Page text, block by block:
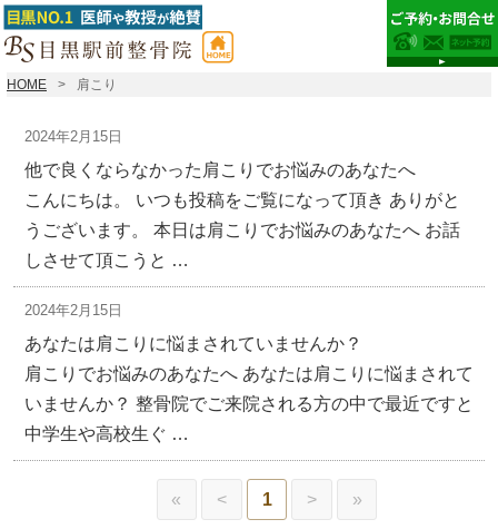
HOME 肩こり
2024年2月15日
他で良くならなかった肩こりでお悩みのあなたへ
こんにちは。 いつも投稿をご覧になって頂き ありがと
うございます。 本日は肩こりでお悩みのあなたへ お話
しさせて頂こうと …
2024年2月15日
あなたは肩こりに悩まされていませんか？
肩こりでお悩みのあなたへ あなたは肩こりに悩まされて
いませんか？ 整骨院でご来院される方の中で最近ですと
中学生や高校生ぐ …
« < 1 > »